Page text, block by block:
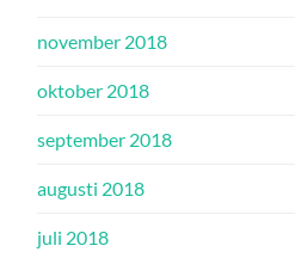
november 2018
oktober 2018
september 2018
augusti 2018
juli 2018